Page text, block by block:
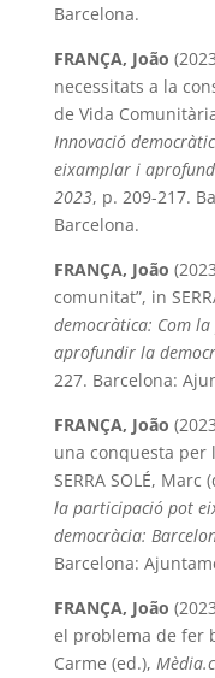
Barcelona.
FRANÇA, João
necessitats a la
de Vida
Innovació
eixamplar i
2023, p. 209-217.
Barcelona.
FRANÇA, João
comunitat”, in
democràtica: Com
aprofundir la
227. Barcelona:
FRANÇA, João
una conquesta per
SERRA SOLÉ, Marc
la participació pot
democràcia:
Barcelona:
FRANÇA, João
el problema de fer
Carme (ed.),